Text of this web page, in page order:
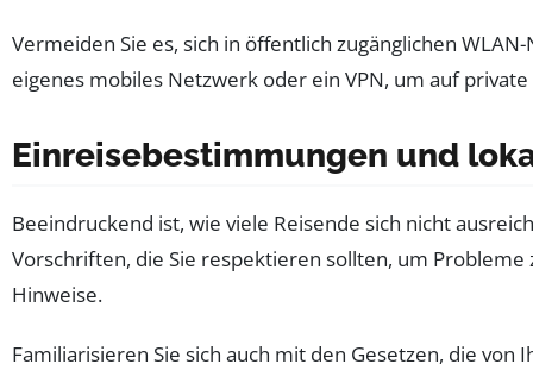
Vermeiden Sie es, sich in öffentlich zugänglichen
eigenes mobiles Netzwerk oder ein VPN, um auf
Einreisebestimmungen und
Beeindruckend ist, wie viele Reisende sich nicht
Vorschriften, die Sie respektieren sollten, um
Hinweise.
Familiarisieren Sie sich auch mit den Gesetzen, die